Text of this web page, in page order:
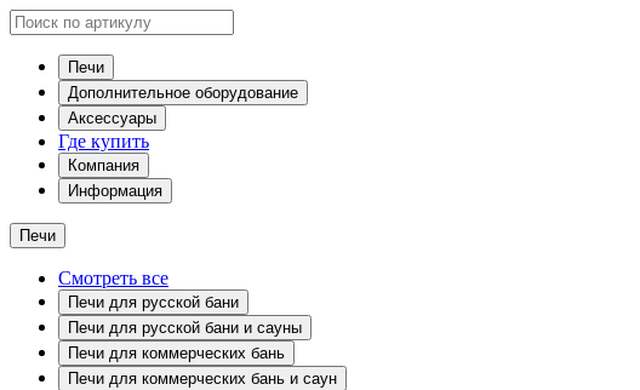
Печи
Дополнительное оборудование
Аксессуары
Где купить
Компания
Информация
Печи
Смотреть все
Печи для русской бани
Печи для русской бани и сауны
Печи для коммерческих бань
Печи для коммерческих бань и саун